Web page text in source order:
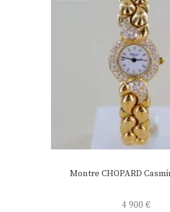
Montre CHOPARD
4 900 €